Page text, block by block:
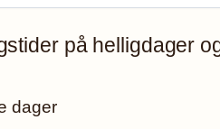
på helligdager
dager